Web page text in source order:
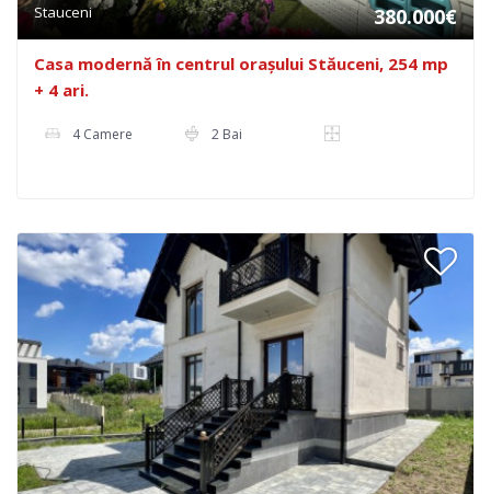
Stauceni 380.000€
Casa modernă în centrul orașului Stăuceni, 254 mp
+ 4 ari.
4 Camere 2 Bai